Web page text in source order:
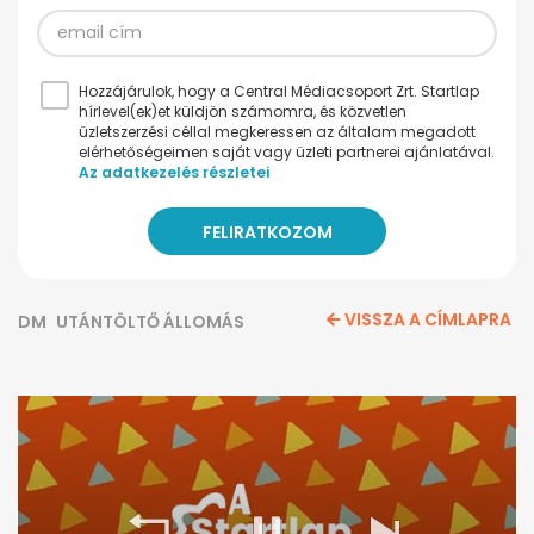
Hozzájárulok, hogy a Central Médiacsoport Zrt. Startlap
hírlevel(ek)et küldjön számomra, és közvetlen
üzletszerzési céllal megkeressen az általam megadott
elérhetőségeimen saját vagy üzleti partnerei ajánlatával.
Az adatkezelés részletei
DM UTÁNTÖLTŐ ÁLLOMÁS VISSZA A CÍMLAPRA